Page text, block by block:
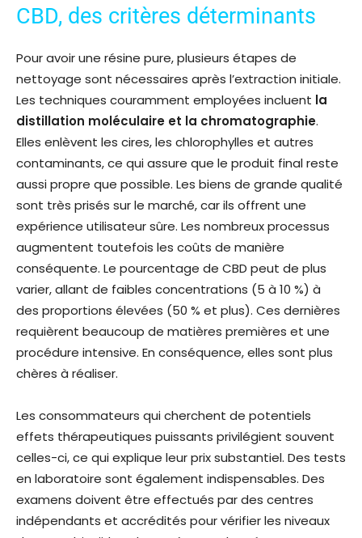
CBD, des critères déterminants
Pour avoir une résine pure, plusieurs étapes de
nettoyage sont nécessaires après l’extraction initiale.
Les techniques couramment employées incluent la
distillation moléculaire et la chromatographie.
Elles enlèvent les cires, les chlorophylles et autres
contaminants, ce qui assure que le produit final reste
aussi propre que possible. Les biens de grande qualité
sont très prisés sur le marché, car ils offrent une
expérience utilisateur sûre. Les nombreux processus
augmentent toutefois les coûts de manière
conséquente. Le pourcentage de CBD peut de plus
varier, allant de faibles concentrations (5 à 10 %) à
des proportions élevées (50 % et plus). Ces dernières
requièrent beaucoup de matières premières et une
procédure intensive. En conséquence, elles sont plus
chères à réaliser.
Les consommateurs qui cherchent de potentiels
effets thérapeutiques puissants privilégient souvent
celles-ci, ce qui explique leur prix substantiel. Des tests
en laboratoire sont également indispensables. Des
examens doivent être effectués par des centres
indépendants et accrédités pour vérifier les niveaux